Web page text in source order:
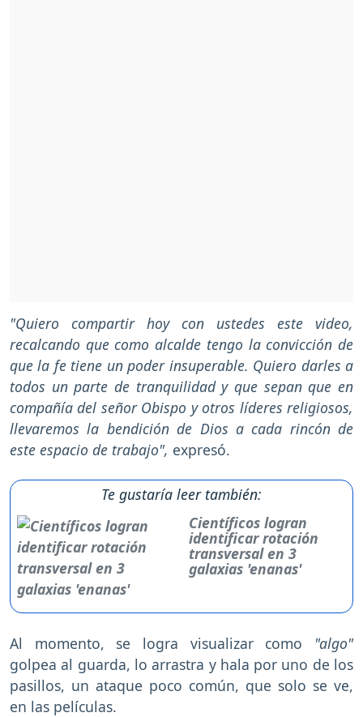
"Quiero compartir hoy con ustedes este video,
recalcando que como alcalde tengo la convicción de
que la fe tiene un poder insuperable. Quiero darles a
todos un parte de tranquilidad y que sepan que en
compañía del señor Obispo y otros líderes religiosos,
llevaremos la bendición de Dios a cada rincón de
este espacio de trabajo", expresó.
Te gustaría leer también:
Científicos logran
identificar rotación
transversal en 3
galaxias 'enanas'
Al momento, se logra visualizar como "algo"
golpea al guarda, lo arrastra y hala por uno de los
pasillos, un ataque poco común, que solo se ve,
en las películas.